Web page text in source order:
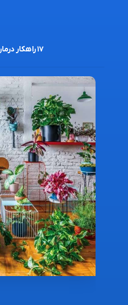
۱۷ راهکار درمان خجالت کودکان